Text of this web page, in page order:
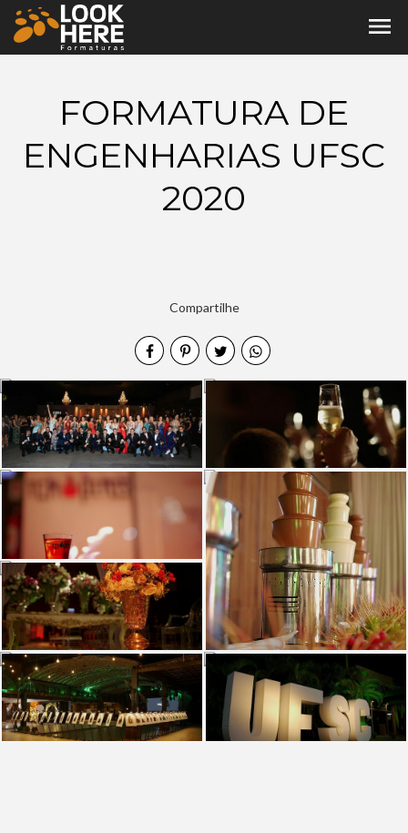
menu
FORMATURA DE
ENGENHARIAS UFSC
2020
Compartilhe